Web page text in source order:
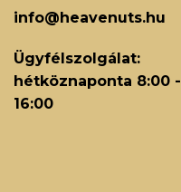
info@heavenuts.hu
Ügyfélszolgálat:
hétköznaponta 8:00 -
16:00